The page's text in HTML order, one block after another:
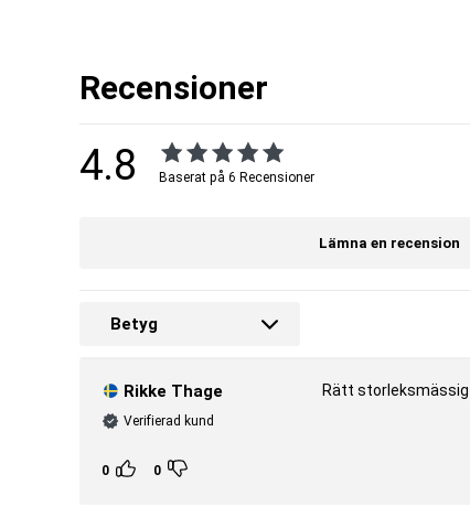
konstruktionen minskar risken för skav och ger en stilren look.
Vill ha en smickrande passform med shaping-effekt.
Önskar mer stöd tack vare ett kraftigare midjeband.
Tränar styrka, kondition eller andra träningsformer.
Modellen är 174 cm lång och bär storlek L.
EAN:
7340224412375
Recensioner
4.8 Baserat på 6 Recensioner
Lämna en recension
Betyg
Rikke Thage
Verifierad kund
0 0
Rätt